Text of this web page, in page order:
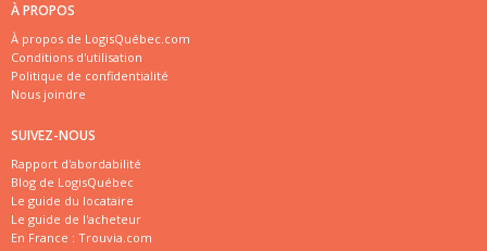
À PROPOS
À propos de LogisQuébec.com
Conditions d'utilisation
Politique de confidentialité
Nous joindre
SUIVEZ-NOUS
Rapport d'abordabilité
Blog de LogisQuébec
Le guide du locataire
Le guide de l'acheteur
En France : Trouvia.com